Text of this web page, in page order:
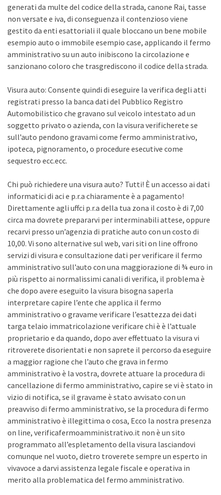
generati da multe del codice della strada, canone Rai, tasse
non versate e iva, di conseguenza il contenzioso viene
gestito da enti esattoriali il quale bloccano un bene mobile
esempio auto o immobile esempio case, applicando il fermo
amministrativo su un auto inibiscono la circolazione e
sanzionano coloro che trasgrediscono il codice della strada.
Visura auto: Consente quindi di eseguire la verifica degli atti
registrati presso la banca dati del Pubblico Registro
Automobilistico che gravano sul veicolo intestato ad un
soggetto privato o azienda, con la visura verificherete se
sull’auto pendono gravami come fermo amministrativo,
ipoteca, pignoramento, o procedure esecutive come
sequestro ecc.ecc.
Chi può richiedere una visura auto? Tutti! È un accesso ai dati
informatici di aci e p.r.a chiaramente è a pagamento!
Direttamente agli uffci p.r.a della tua zona il costo è di 7,00
circa ma dovrete prepararvi per interminabili attese, oppure
recarvi presso un’agenzia di pratiche auto con un costo di
10,00. Vi sono alternative sul web, vari siti on line offrono
servizi di visura e consultazione dati per verificare il fermo
amministrativo sull’auto con una maggiorazione di ¾ euro in
più rispetto ai normalissimi canali di verifica, il problema è
che dopo avere eseguito la visura bisogna saperla
interpretare capire l’ente che applica il fermo
amministrativo o gravame verificare l’esattezza dei dati
targa telaio immatricolazione verificare chi è è l’attuale
proprietario e da quando, dopo aver effettuato la visura vi
ritroverete disorientati e non saprete il percorso da eseguire
a maggior ragione che l’auto che grava in fermo
amministrativo è la vostra, dovrete attuare la procedura di
cancellazione di fermo amministrativo, capire se vi è stato in
vizio di notifica, se il gravame è stato avvisato con un
preavviso di fermo amministrativo, se la procedura di fermo
amministrativo è illegittima o cosa, Ecco la nostra presenza
on line, verificafermoamministrativo.it non è un sito
programmato all’espletamento della visura lasciandovi
comunque nel vuoto, dietro troverete sempre un esperto in
vivavoce a darvi assistenza legale fiscale e operativa in
merito alla problematica del fermo amministrativo.